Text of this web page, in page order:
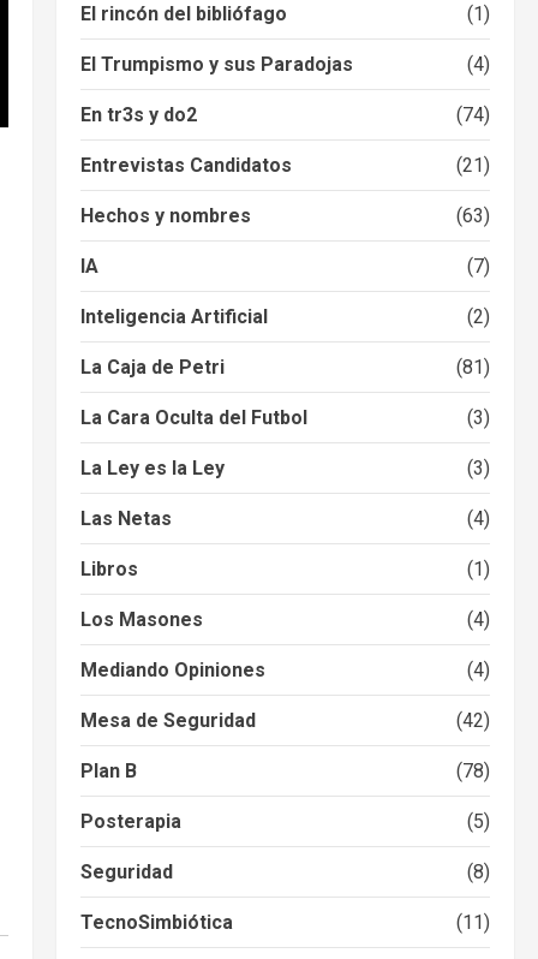
El rincón del bibliófago (1)
El Trumpismo y sus Paradojas (4)
En tr3s y do2 (74)
Entrevistas Candidatos (21)
Hechos y nombres (63)
IA (7)
Inteligencia Artificial (2)
La Caja de Petri (81)
La Cara Oculta del Futbol (3)
La Ley es la Ley (3)
Las Netas (4)
Libros (1)
Los Masones (4)
Mediando Opiniones (4)
Mesa de Seguridad (42)
Plan B (78)
Posterapia (5)
Seguridad (8)
TecnoSimbiótica (11)